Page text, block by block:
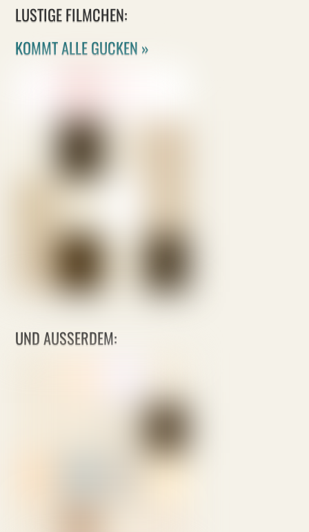
LUSTIGE FILMCHEN:
KOMMT ALLE GUCKEN »
UND AUSSERDEM: